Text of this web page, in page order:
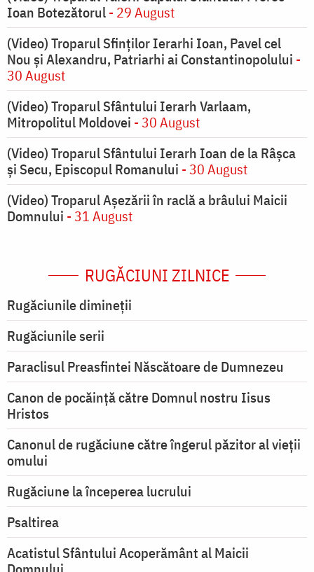
Ioan Botezătorul- 29 August
(Video) Troparul Sfinților Ierarhi Ioan, Pavel cel
Nou și Alexandru, Patriarhi ai Constantinopolului -
30 August
(Video) Troparul Sfântului Ierarh Varlaam,
Mitropolitul Moldovei - 30 August
(Video) Troparul Sfântului Ierarh Ioan de la Râșca
și Secu, Episcopul Romanului - 30 August
(Video) Troparul Așezării în raclă a brâului Maicii
Domnului - 31 August
RUGĂCIUNI ZILNICE
Rugăciunile dimineții
Rugăciunile serii
Paraclisul Preasfintei Născătoare de Dumnezeu
Canon de pocăință către Domnul nostru Iisus
Hristos
Canonul de rugăciune către îngerul păzitor al vieții
omului
Rugăciune la începerea lucrului
Psaltirea
Acatistul Sfântului Acoperământ al Maicii